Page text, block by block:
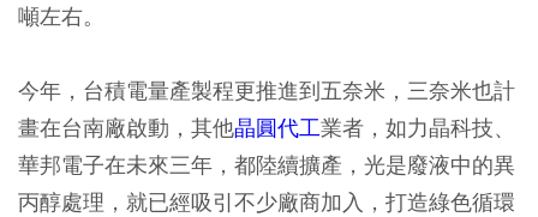
噸左右。
今年，台積電量產製程更推進到五奈米，三奈米也計
畫在台南廠啟動，其他晶圓代工業者，如力晶科技、
華邦電子在未來三年，都陸續擴產，光是廢液中的異
丙醇處理，就已經吸引不少廠商加入，打造綠色循環